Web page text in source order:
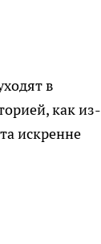
в
как из-
искренне